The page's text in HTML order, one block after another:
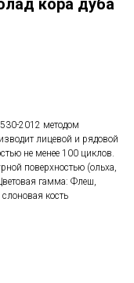
кора дуба
2012 методом
лицевой и рядовой
не менее 100 циклов.
поверхностью (ольха,
гамма: Флеш,
кость